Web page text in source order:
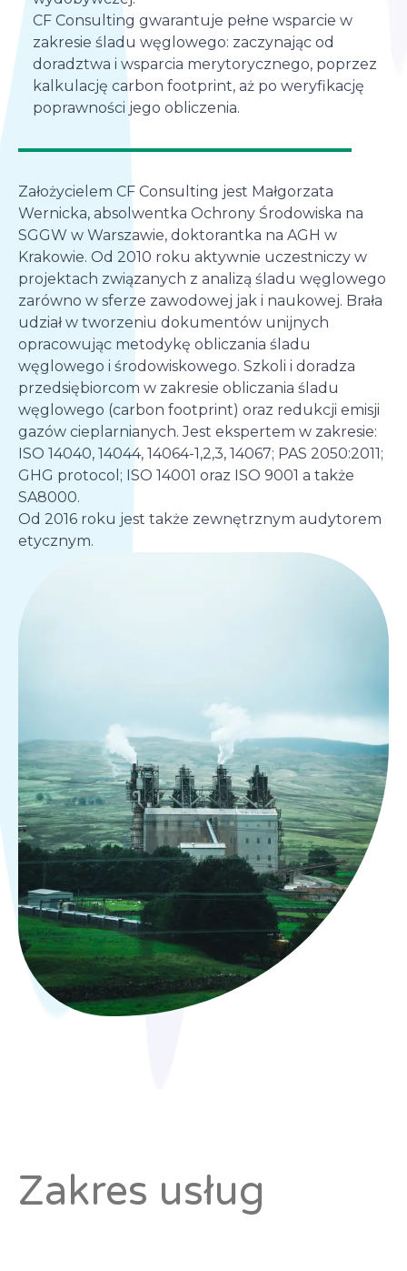
CF Consulting gwarantuje pełne wsparcie w
zakresie śladu węglowego: zaczynając od
doradztwa i wsparcia merytorycznego, poprzez
kalkulację carbon footprint, aż po weryfikację
poprawności jego obliczenia.
Założycielem CF Consulting jest Małgorzata
Wernicka, absolwentka Ochrony Środowiska na
SGGW w Warszawie, doktorantka na AGH w
Krakowie. Od 2010 roku aktywnie uczestniczy w
projektach związanych z analizą śladu węglowego
zarówno w sferze zawodowej jak i naukowej. Brała
udział w tworzeniu dokumentów unijnych
opracowując metodykę obliczania śladu
węglowego i środowiskowego. Szkoli i doradza
przedsiębiorcom w zakresie obliczania śladu
węglowego (carbon footprint) oraz redukcji emisji
gazów cieplarnianych. Jest ekspertem w zakresie:
ISO 14040, 14044, 14064-1,2,3, 14067; PAS 2050:2011;
GHG protocol; ISO 14001 oraz ISO 9001 a także
SA8000.
Od 2016 roku jest także zewnętrznym audytorem
etycznym.
Zakres usług